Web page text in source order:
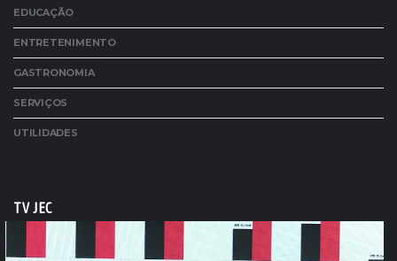
EDUCAÇÃO
ENTRETENIMENTO
GASTRONOMIA
SERVIÇOS
UTILIDADES
TV JEC